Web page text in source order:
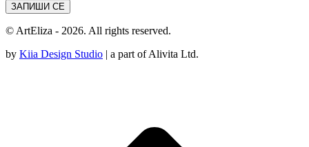
© ArtEliza - 2026. All rights reserved.
by Kiia Design Studio | a part of Alivita Ltd.